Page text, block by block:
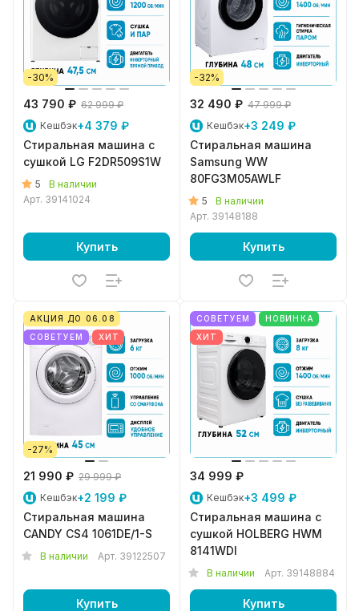
-30%
43 790 ₽ 62 999 ₽
Кешбэк+4 379 ₽
Стиральная машина с
сушкой LG F2DR509S1W
5
В наличии
Арт. 39141024
Купить
-32%
32 490 ₽ 47 999 ₽
Кешбэк+3 249 ₽
Стиральная машина
Samsung WW
80FG3M05AWLF
5
В наличии
Арт. 39148188
Купить
АКЦИЯ ДО 06.08
СОВЕТУЕМ
ХИТ
-27%
21 990 ₽ 29 999 ₽
Кешбэк+2 199 ₽
Стиральная машина
CANDY CS4 1061DE/1-S
В наличии Арт. 39122507
Купить
СОВЕТУЕМ
НОВИНКА
ХИТ
34 999 ₽
Кешбэк+3 499 ₽
Стиральная машина с
сушкой HOLBERG HWM
8141WDI
В наличии Арт. 39148884
Купить